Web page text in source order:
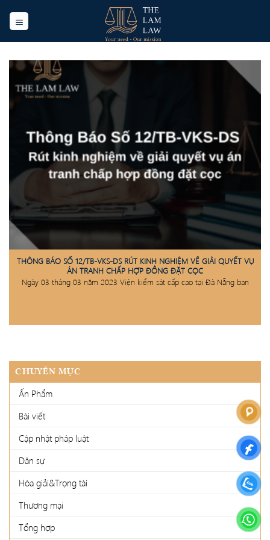
THÔNG BÁO SỐ 12/TB-VKS-DS RÚT KINH NGHIỆM VỀ GIẢI QUYẾT VỤ
ÁN TRANH CHẤP HỢP ĐỒNG ĐẶT CỌC
Ngày 03 tháng 03 năm 2023 Viện kiểm sát cấp cao tại Đà Nẵng ban
CHUYÊN MỤC
Ấn Phẩm
Bài viết
Cập nhật pháp luật
Dân sự
Hòa giải&Trọng tài
Thương mại
Tổng hợp